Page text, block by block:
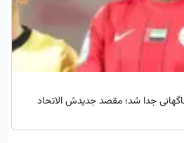
ناگهانی جدا شد؛ مقصد جدیدش الاتحاد